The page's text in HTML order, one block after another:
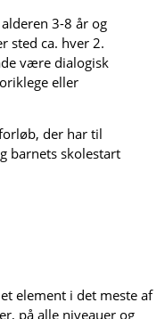
3-8 år og
sted ca. hver 2.
være dialogisk
eller
der har til
barnets skolestart
element i det meste af
på alle niveauer og